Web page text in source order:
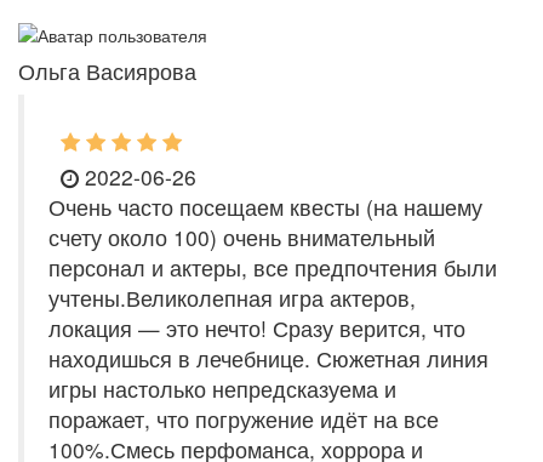
Ольга Васиярова
2022-06-26
Очень часто посещаем квесты (на нашему
счету около 100) очень внимательный
персонал и актеры, все предпочтения были
учтены.Великолепная игра актеров,
локация — это нечто! Сразу верится, что
находишься в лечебнице. Сюжетная линия
игры настолько непредсказуема и
поражает, что погружение идёт на все
100%.Смесь перфоманса, хоррора и